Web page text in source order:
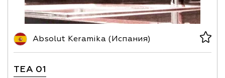
Absolut Keramika (Испания)
TEA 01